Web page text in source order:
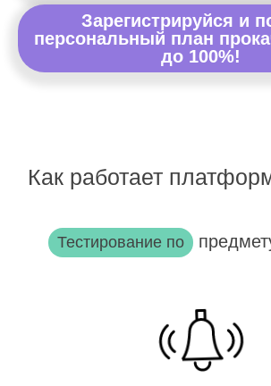
Зарегистрируйся и
персональный план
до 100%!
Как работает
Тестирование по